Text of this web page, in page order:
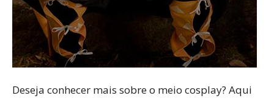
Deseja conhecer mais sobre o meio cosplay? Aqui